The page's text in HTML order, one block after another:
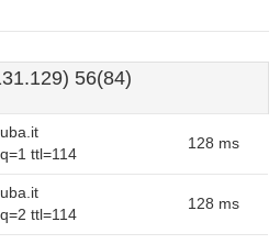
56(84)
ttl=114
128 ms
ttl=114
128 ms